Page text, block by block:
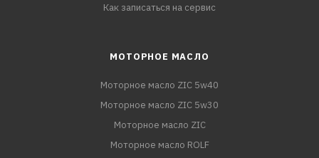
Как записаться на сервис
МОТОРНОЕ МАСЛО
Моторное масло ZIC 5w40
Моторное масло ZIC 5w30
Моторное масло ZIC
Моторное масло ROLF